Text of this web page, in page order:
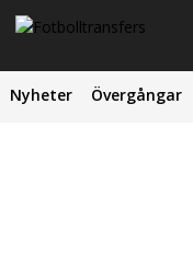
Nyheter Övergångar